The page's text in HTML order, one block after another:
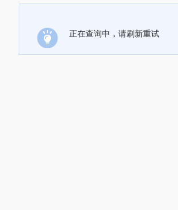
正在查询中，请刷新重试